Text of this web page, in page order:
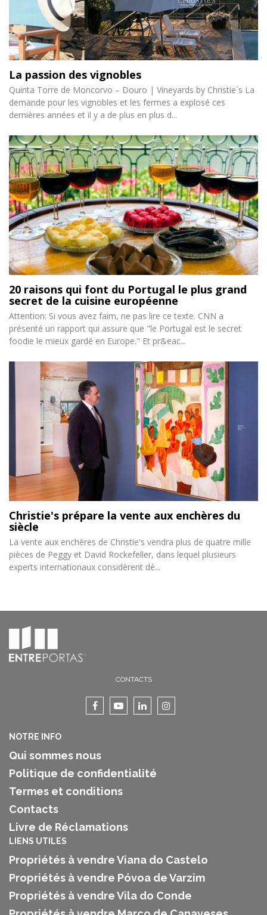
La passion des vignobles
Quinta Torre de Moncorvo – Douro | Vineyards by Christie´s La
demande pour les vignobles et les fermes a explosé ces
dernières années et il y a de plus en plus d...
20 raisons qui font du Portugal le plus grand
secret de la cuisine européenne
Attention: Si vous avez faim, ne pas lire ce texte. CNN a
présenté un rapport qui assure que "le Portugal est le secret
foodie le mieux gardé en Europe." Et pr&eac...
Christie's prépare la vente aux enchères du
siècle
La vente aux enchères de Christie's vendra plus de quatre mille
pièces de Peggy et David Rockefeller, dans lequel plusieurs
experts internationaux considèrent dé...
CONTACTS
NOTRE INFO
Qui sommes nous
Politique de confidentialité
Termes et conditions
Contacts
Livre de Réclamations
LIENS UTILES
Propriétés à vendre Viana do Castelo
Propriétés à vendre Póvoa de Varzim
Propriétés à vendre Vila do Conde